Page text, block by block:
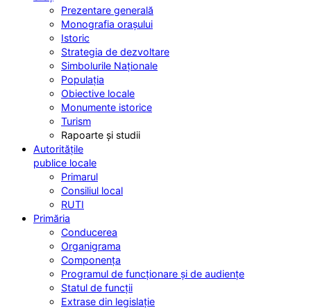
Prezentare generală
Monografia orașului
Istoric
Strategia de dezvoltare
Simbolurile Naționale
Populația
Obiective locale
Monumente istorice
Turism
Rapoarte și studii
Autoritățile
publice locale
Primarul
Consiliul local
RUTI
Primăria
Conducerea
Organigrama
Componența
Programul de funcționare și de audiențe
Statul de funcții
Extrase din legislație